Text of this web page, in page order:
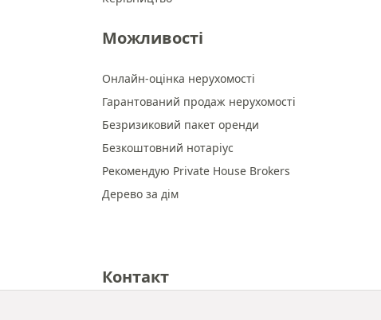
Можливості
Онлайн-оцінка нерухомості
Гарантований продаж нерухомості
Безризиковий пакет оренди
Безкоштовний нотаріус
Рекомендую Private House Brokers
Дерево за дім
Контакт